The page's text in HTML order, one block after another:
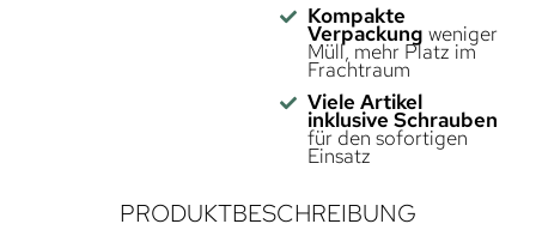
Kompakte
Verpackung weniger
Müll, mehr Platz im
Frachtraum
Viele Artikel
inklusive Schrauben
für den sofortigen
Einsatz
PRODUKTBESCHREIBUNG